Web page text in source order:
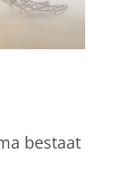
bestaat